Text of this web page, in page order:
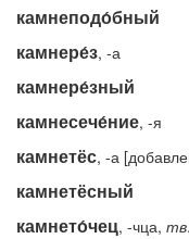
камнеподо́бный
камнере́з, -а
камнере́зный
камнесече́ние, -я
камнетёс, -а
камнетёсный
камнето́чец, -чца, тв